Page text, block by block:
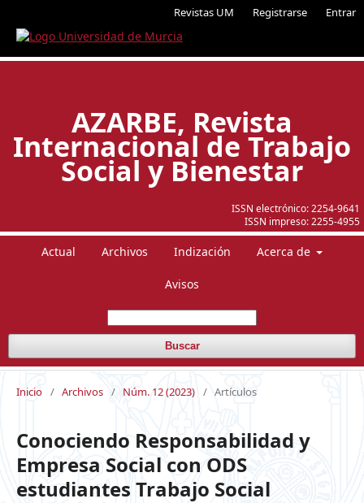
Revistas UM Registrarse Entrar
ISSN electrónico: 2254-9641
ISSN impreso: 2255-4955
AZARBE, Revista
Internacional de Trabajo
Social y Bienestar
Actual Archivos Indización Acerca de
Avisos
Buscar
Inicio / Archivos / Núm. 12 (2023) / Artículos
Conociendo Responsabilidad y
Empresa Social con ODS
estudiantes Trabajo Social